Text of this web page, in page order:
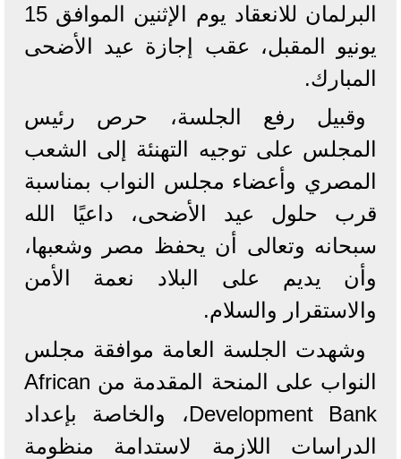
البرلمان للانعقاد يوم الإثنين الموافق 15
يونيو المقبل، عقب إجازة عيد الأضحى
المبارك.
وقبيل رفع الجلسة، حرص رئيس
المجلس على توجيه التهنئة إلى الشعب
المصري وأعضاء مجلس النواب بمناسبة
قرب حلول عيد الأضحى، داعيًا الله
سبحانه وتعالى أن يحفظ مصر وشعبها،
وأن يديم على البلاد نعمة الأمن
والاستقرار والسلام.
وشهدت الجلسة العامة موافقة مجلس
النواب على المنحة المقدمة من African
Development Bank، والخاصة بإعداد
الدراسات اللازمة لاستدامة منظومة